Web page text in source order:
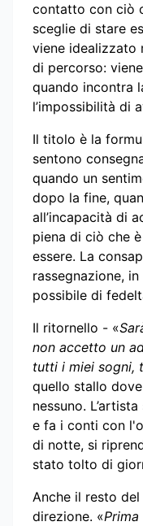
contatto con ciò
sceglie di stare
viene idealizzato
di percorso:
quando incontra
l’impossibilità di
Il titolo è la
sentono
quando un
dopo la fine,
all’incapacità di
piena di ciò che
essere. La
rassegnazione,
possibile di
Il ritornello - «
non accetto un
tutti i miei sogni,
quello stallo
nessuno.
e fa i conti con
di notte, si
stato tolto di
Anche il resto
direzione. «